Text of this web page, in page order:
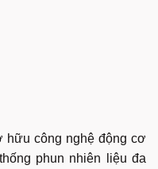
hữu công nghệ động cơ
phun nhiên liệu đa